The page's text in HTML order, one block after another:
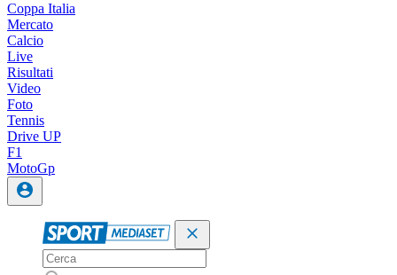
Coppa Italia
Mercato
Calcio
Live
Risultati
Video
Foto
Tennis
Drive UP
F1
MotoGp